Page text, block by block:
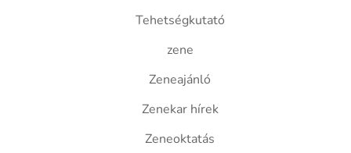
Tehetségkutató
zene
Zeneajánló
Zenekar hírek
Zeneoktatás